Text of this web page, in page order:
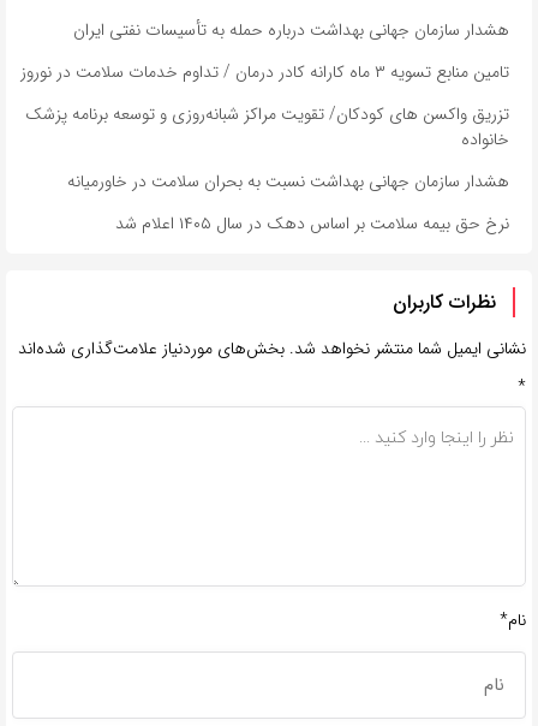
هشدار سازمان جهانی بهداشت درباره حمله به تأسیسات نفتی ایران
تامین منابع تسویه ۳ ماه کارانه کادر درمان / تداوم خدمات سلامت در نوروز
تزریق واکسن های کودکان/ تقویت مراکز شبانه‌روزی و توسعه برنامه پزشک
خانواده
هشدار سازمان جهانی بهداشت نسبت به بحران سلامت در خاورمیانه
نرخ حق بیمه سلامت بر اساس دهک در سال ۱۴۰۵ اعلام شد
نظرات کاربران
نشانی ایمیل شما منتشر نخواهد شد. بخش‌های موردنیاز علامت‌گذاری شده‌اند
*
نام*